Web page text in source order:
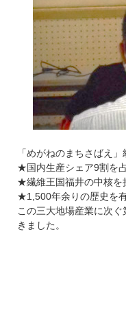
「めがねのまちさばえ
★国内生産シェア9割を
★繊維王国福井の中核を
★1,500年余りの歴史を
この三大地場産業に次
きました。